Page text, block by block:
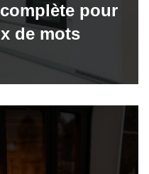
pour
de mots